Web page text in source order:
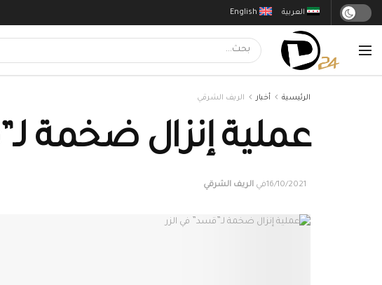
English العربية
الرئيسية أخبار الريف الشرقي
عملية إنزال ضخمة
16/10/2021 في الريف الشرقي